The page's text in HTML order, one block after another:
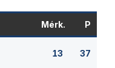
Mérk. P
13 37